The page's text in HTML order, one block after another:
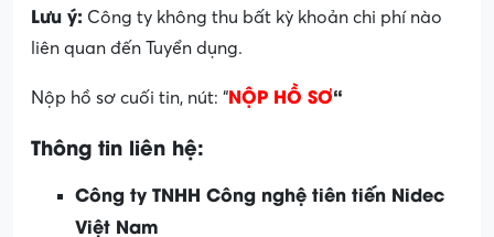
Lưu ý: Công ty không thu bất kỳ khoản chi phí nào
liên quan đến Tuyển dụng.
Nộp hồ sơ cuối tin, nút: “NỘP HỒ SƠ“
Thông tin liên hệ:
Công ty TNHH Công nghệ tiên tiến Nidec
Việt Nam